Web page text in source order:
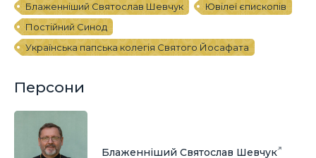
Блаженніший Святослав Шевчук
Ювілеї єпископів
Постійний Синод
Українська папська колегія Святого Йосафата
Персони
Блаженніший Святослав Шевчук